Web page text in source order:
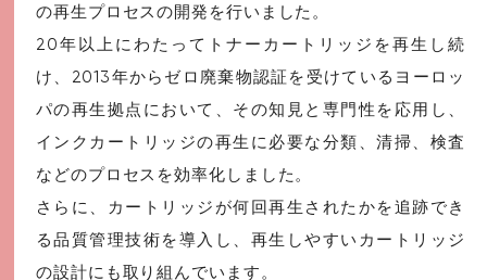
の再生プロセスの開発を行いました。
20年以上にわたってトナーカートリッジを再生し続
け、2013年からゼロ廃棄物認証を受けているヨーロッ
パの再生拠点において、その知見と専門性を応用し、
インクカートリッジの再生に必要な分類、清掃、検査
などのプロセスを効率化しました。
さらに、カートリッジが何回再生されたかを追跡でき
る品質管理技術を導入し、再生しやすいカートリッジ
の設計にも取り組んでいます。